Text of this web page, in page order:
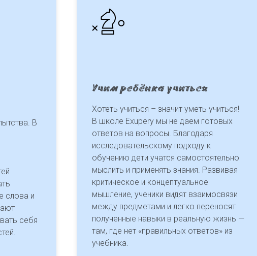
В
слова и
себя
Учим ребёнка учиться
Хотеть учиться – значит уметь учиться!
В школе Exupery мы не даем готовых
ответов на вопросы. Благодаря
исследовательскому подходу к
обучению дети учатся самостоятельно
мыслить и применять знания. Развивая
критическое и концептуальное
мышление, ученики видят взаимосвязи
между предметами и легко переносят
полученные навыки в реальную жизнь —
там, где нет «правильных ответов» из
учебника.